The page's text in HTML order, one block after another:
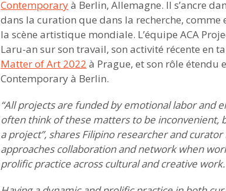
Contemporaryà Berlin, Allemagne. Il s’ancre
dans la curation que dans la recherche,
la scène artistique mondiale. L’équipe ACA
Laru-an sur son travail, son activité récente en
Matter of Art 2022 à Prague, et son rôle étendu
Contemporary à Berlin.
“All projects are funded by emotional labor and
often think of these matters to be inconvenient,
a project”, shares Filipino researcher and
approaches collaboration and network when
prolific practice across cultural and creative work.